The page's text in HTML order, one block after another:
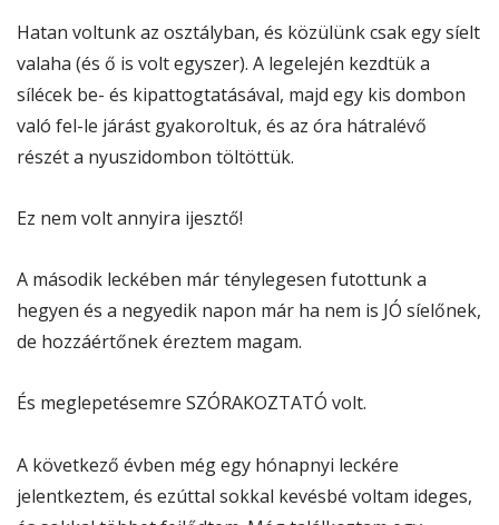
Hatan voltunk az osztályban, és közülünk csak egy síelt
valaha (és ő is volt egyszer). A legelején kezdtük a
sílécek be- és kipattogtatásával, majd egy kis dombon
való fel-le járást gyakoroltuk, és az óra hátralévő
részét a nyuszidombon töltöttük.
Ez nem volt annyira ijesztő!
A második leckében már ténylegesen futottunk a
hegyen és a negyedik napon már ha nem is JÓ síelőnek,
de hozzáértőnek éreztem magam.
És meglepetésemre SZÓRAKOZTATÓ volt.
A következő évben még egy hónapnyi leckére
jelentkeztem, és ezúttal sokkal kevésbé voltam ideges,